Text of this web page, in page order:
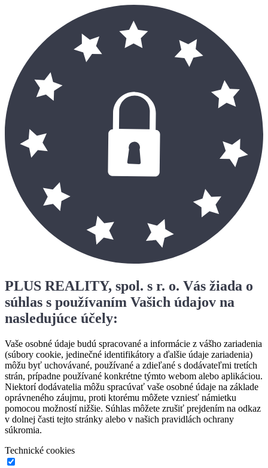
PLUS REALITY, spol. s r. o. Vás žiada o
súhlas s používaním Vašich údajov na
nasledujúce účely:
Vaše osobné údaje budú spracované a informácie z vášho zariadenia
(súbory cookie, jedinečné identifikátory a ďalšie údaje zariadenia)
môžu byť uchovávané, používané a zdieľané s dodávateľmi tretích
strán, prípadne používané konkrétne týmto webom alebo aplikáciou.
Niektorí dodávatelia môžu spracúvať vaše osobné údaje na základe
oprávneného záujmu, proti ktorému môžete vzniesť námietku
pomocou možností nižšie. Súhlas môžete zrušiť prejdením na odkaz
v dolnej časti tejto stránky alebo v našich pravidlách ochrany
súkromia.
Technické cookies